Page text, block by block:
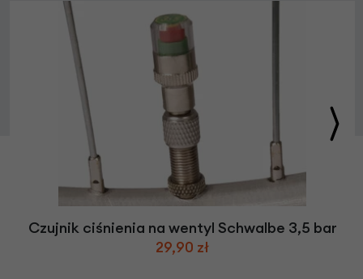
Czujnik ciśnienia na wentyl Schwalbe 3,5 bar
29,90 zł